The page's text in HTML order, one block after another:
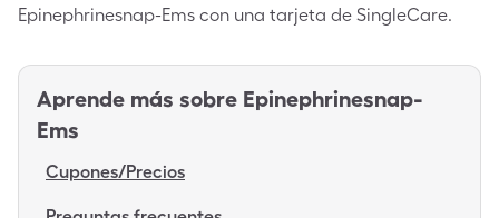
Epinephrinesnap-Ems con una tarjeta de SingleCare.
Aprende más sobre Epinephrinesnap-
Ems
Cupones/Precios